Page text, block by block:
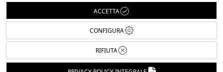
rispettivi autori. Powered byShareNow!.
Italiano
ACCETTA
CONFIGURA
RIFIUTA